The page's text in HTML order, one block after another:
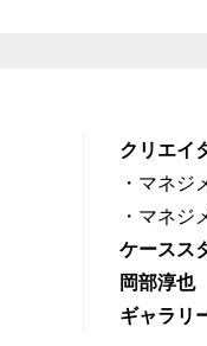
クリエイ
・マネジ
・マネジ
ケースス
岡部淳也
ギャラリ